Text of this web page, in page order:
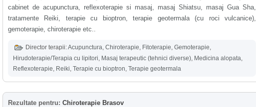
cabinet de acupunctura, reflexoterapie si masaj, masaj Shiatsu, masaj Gua Sha,
tratamente Reiki, terapie cu bioptron, terapie geotermala (cu roci vulcanice),
gemoterapie, chiroterapie etc..
Director terapii:Acupunctura, Chiroterapie, Fitoterapie, Gemoterapie,
Hirudoterapie/Terapia cu lipitori, Masaj terapeutic (tehnici diverse), Medicina alopata,
Reflexoterapie, Reiki, Terapie cu bioptron, Terapie geotermala
Rezultate pentru: Chiroterapie Brasov